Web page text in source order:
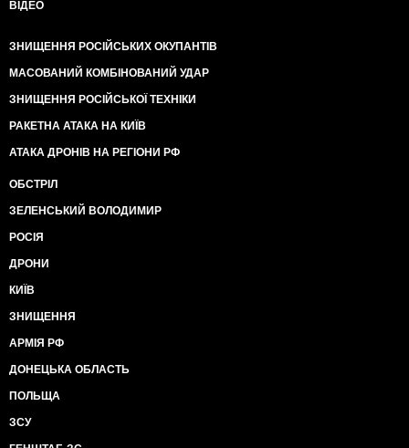
ВІДЕО
ЗНИЩЕННЯ РОСІЙСЬКИХ ОКУПАНТІВ
МАСОВАНИЙ КОМБІНОВАНИЙ УДАР
ЗНИЩЕННЯ РОСІЙСЬКОЇ ТЕХНІКИ
РАКЕТНА АТАКА НА КИЇВ
АТАКА ДРОНІВ НА РЕГІОНИ РФ
ОБСТРІЛ
ЗЕЛЕНСЬКИЙ ВОЛОДИМИР
РОСІЯ
ДРОНИ
КИЇВ
ЗНИЩЕННЯ
АРМІЯ РФ
ДОНЕЦЬКА ОБЛАСТЬ
ПОЛЬЩА
ЗСУ